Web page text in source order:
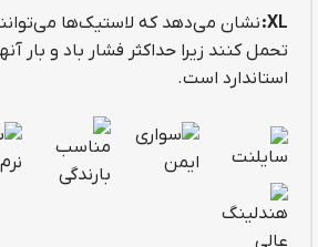
XL: نشان می‌دهد که لاستیک‌ها
تحمل کنند زیرا حداکثر فشار باد و بار
استاندارد است.